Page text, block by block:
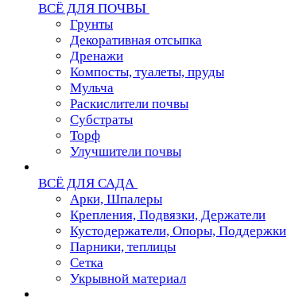
ВСЁ ДЛЯ ПОЧВЫ
Грунты
Декоративная отсыпка
Дренажи
Компосты, туалеты, пруды
Мульча
Раскислители почвы
Субстраты
Торф
Улучшители почвы
ВСЁ ДЛЯ САДА
Арки, Шпалеры
Крепления, Подвязки, Держатели
Кустодержатели, Опоры, Поддержки
Парники, теплицы
Сетка
Укрывной материал